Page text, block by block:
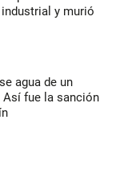
y murió
agua de un
Así fue la sanción